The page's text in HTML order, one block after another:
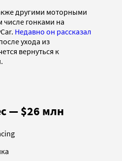
другими моторными
числе гонками на
Недавно он рассказал
ухода из
вернуться к
— $26 млн